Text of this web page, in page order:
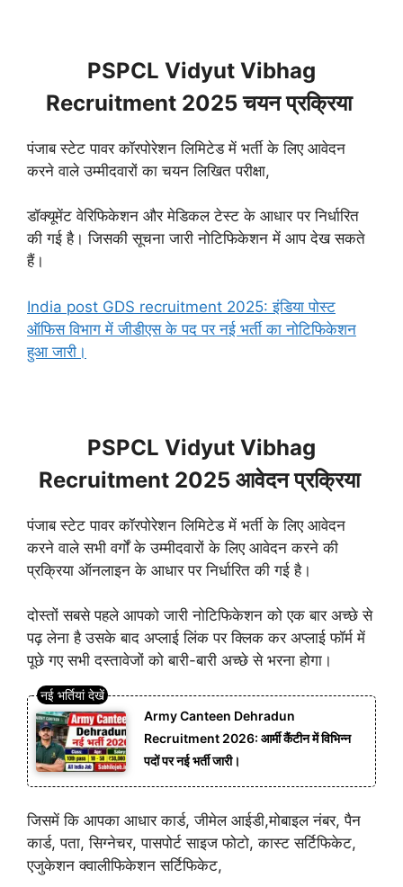
PSPCL Vidyut Vibhag
Recruitment 2025 चयन प्रक्रिया
पंजाब स्टेट पावर कॉरपोरेशन लिमिटेड में भर्ती के लिए आवेदन
करने वाले उम्मीदवारों का चयन लिखित परीक्षा,
डॉक्यूमेंट वेरिफिकेशन और मेडिकल टेस्ट के आधार पर निर्धारित
की गई है। जिसकी सूचना जारी नोटिफिकेशन में आप देख सकते
हैं।
India post GDS recruitment 2025: इंडिया पोस्ट
ऑफिस विभाग में जीडीएस के पद पर नई भर्ती का नोटिफिकेशन
हुआ जारी।
PSPCL Vidyut Vibhag
Recruitment 2025 आवेदन प्रक्रिया
पंजाब स्टेट पावर कॉरपोरेशन लिमिटेड में भर्ती के लिए आवेदन
करने वाले सभी वर्गों के उम्मीदवारों के लिए आवेदन करने की
प्रक्रिया ऑनलाइन के आधार पर निर्धारित की गई है।
दोस्तों सबसे पहले आपको जारी नोटिफिकेशन को एक बार अच्छे से
पढ़ लेना है उसके बाद अप्लाई लिंक पर क्लिक कर अप्लाई फॉर्म में
पूछे गए सभी दस्तावेजों को बारी-बारी अच्छे से भरना होगा।
Army Canteen Dehradun
Recruitment 2026: आर्मी कैंटीन में विभिन्न
पदों पर नई भर्ती जारी।
जिसमें कि आपका आधार कार्ड, जीमेल आईडी,मोबाइल नंबर, पैन
कार्ड, पता, सिग्नेचर, पासपोर्ट साइज फोटो, कास्ट सर्टिफिकेट,
एजुकेशन क्वालीफिकेशन सर्टिफिकेट,